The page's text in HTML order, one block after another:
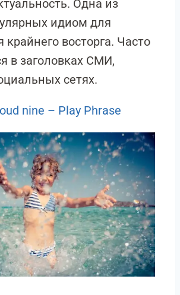
Одна из
идиом для
восторга. Часто
в заголовках СМИ,
сетях.
nine – Play Phrase